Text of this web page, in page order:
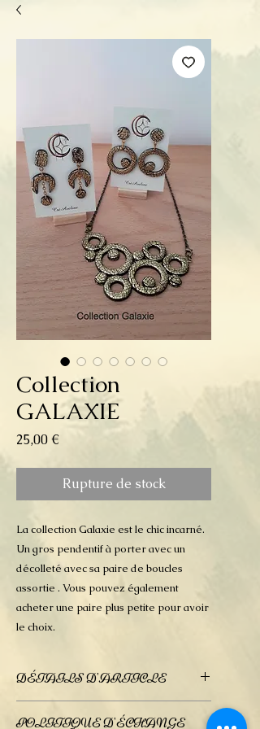
Collection
GALAXIE
25,00 €Prix
Rupture de stock
La collection Galaxie est le chic incarné.
Un gros pendentif à porter avec un
décolleté avec sa paire de boucles
assortie . Vous pouvez également
acheter une paire plus petite pour avoir
le choix.
DÉTAILS D'ARTICLE
ce qui les rend particulièrement
POLITIQUE D'ÉCHANGE